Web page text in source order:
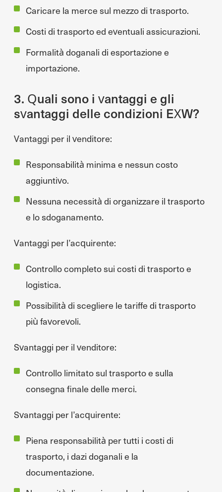
Caricare la merce sul mezzo di trasporto.
Costi di trasporto ed eventuali assicurazioni.
Formalità doganali di esportazione e
importazione.
3. Quali sono i vantaggi e gli
svantaggi delle condizioni EXW?
Vantaggi per il venditore:
Responsabilità minima e nessun costo
aggiuntivo.
Nessuna necessità di organizzare il trasporto
e lo sdoganamento.
Vantaggi per l’acquirente:
Controllo completo sui costi di trasporto e
logistica.
Possibilità di scegliere le tariffe di trasporto
più favorevoli.
Svantaggi per il venditore:
Controllo limitato sul trasporto e sulla
consegna finale delle merci.
Svantaggi per l’acquirente:
Piena responsabilità per tutti i costi di
trasporto, i dazi doganali e la
documentazione.